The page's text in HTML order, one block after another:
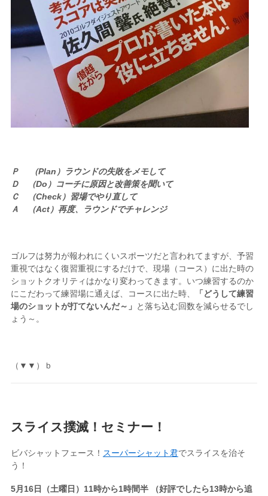
Ｐ （Plan）ラウンドの失敗をメモして
Ｄ （Do）コーチに原因と改善策を聞いて
Ｃ （Check）習場でやり直して
Ａ （Act）再度、ラウンドでチャレンジ
ゴルフは努力が報われにくいスポーツだと言われてますが、予習
重視ではなく復習重視にするだけで、現場（コース）に出た時の
ショットクオリティはかなり変わってきます。いつ練習するのか
にこだわって練習場に通えば、コースに出た時、
「どうして練習
場のショットが打てないんだ～」 と落ち込む回数を減らせるでし
ょう～。
（▼▼）ｂ
スライス撲滅！セミナー！
ビバシャットフェース！ スーパーシャット君でスライスを治そ
う！
5月16日（土曜日）11時から1時間半 （好評でしたら13時から追